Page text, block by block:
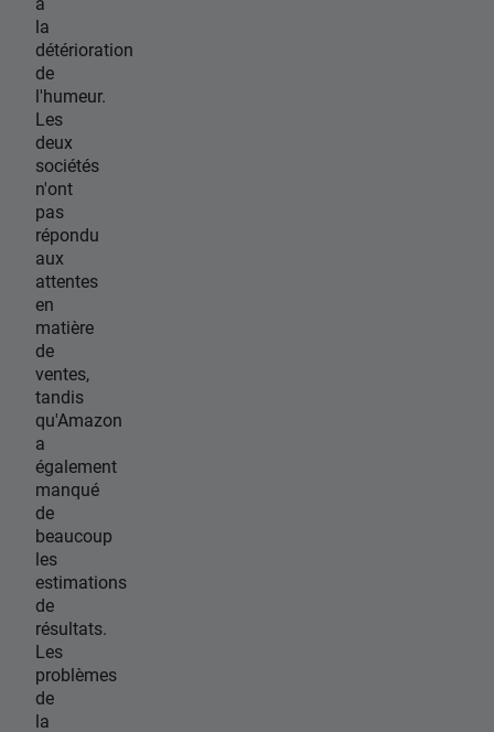
la
détérioration
de
l'humeur.
Les
deux
sociétés
n'ont
pas
répondu
aux
attentes
en
matière
de
ventes,
tandis
qu'Amazon
a
également
manqué
de
beaucoup
les
estimations
de
résultats.
Les
problèmes
de
la